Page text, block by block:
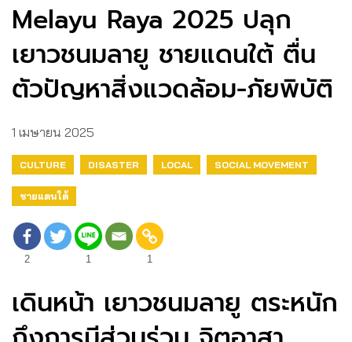
Melayu Raya 2025 ปลุก
เยาวชนมลายู ชายแดนใต้ ตื่น
ตัวปัญหาสิ่งแวดล้อม-ภัยพิบัติ
1 เมษายน 2025
CULTURE DISASTER LOCAL SOCIAL MOVEMENT
ชายแดนใต้
2 1 1
เดินหน้า เยาวชนมลายู ตระหนัก